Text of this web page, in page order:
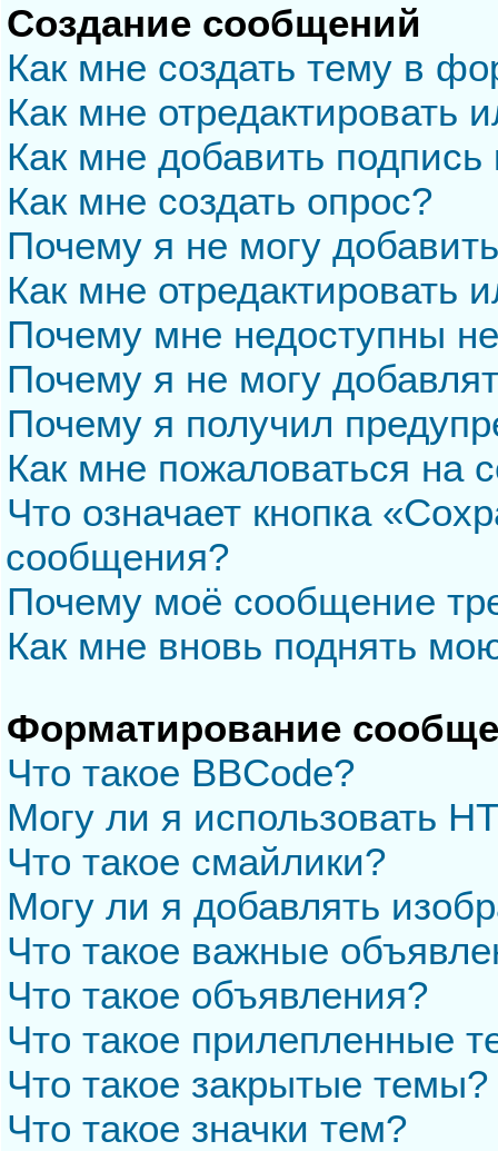
Создание сообщений
Как мне создать тему в
Как мне отредактировать
Как мне добавить
Как мне создать опрос?
Почему я не могу
Как мне отредактировать
Почему мне недоступны
Почему я не могу
Почему я получил
Как мне пожаловаться на
Что означает кнопка
сообщения?
Почему моё сообщение
Как мне вновь поднять
Форматирование
Что такое BBCode?
Могу ли я использовать
Что такое смайлики?
Могу ли я добавлять
Что такое важные
Что такое объявления?
Что такое прилепленные
Что такое закрытые темы?
Что такое значки тем?